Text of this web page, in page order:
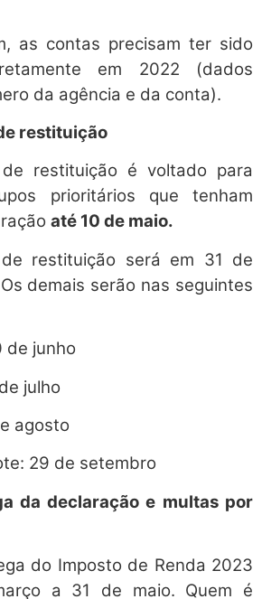
as contas precisam ter sido
em 2022 (dados
da agência e da conta).
restituição
restituição é voltado para
prioritários que tenham
até 10 de maio.
restituição será em 31 de
demais serão nas seguintes
de junho
julho
agosto
29 de setembro
da declaração e multas por
do Imposto de Renda 2023
a 31 de maio. Quem é